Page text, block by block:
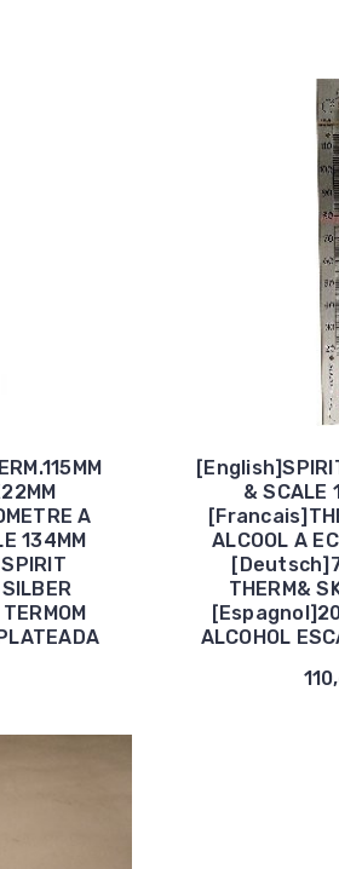
A
134MM
& SCALE
ALCOOL A
THERM&
ALCOHOL